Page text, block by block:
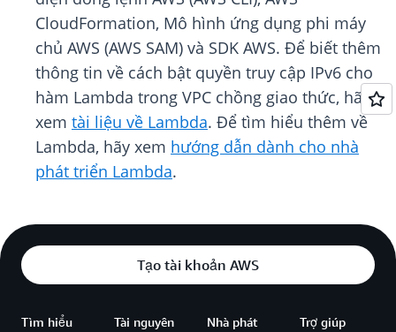
CloudFormation, Mô hình ứng dụng phi máy
chủ AWS (AWS SAM) và SDK AWS. Để biết thêm
thông tin về cách bật quyền truy cập IPv6 cho
hàm Lambda trong VPC chồng giao thức, hãy
xem tài liệu về Lambda. Để tìm hiểu thêm về
Lambda, hãy xem hướng dẫn dành cho nhà
phát triển Lambda.
Tạo tài khoản AWS
Tìm hiểu Tài nguyên
Nhà phát
Trợ giúp